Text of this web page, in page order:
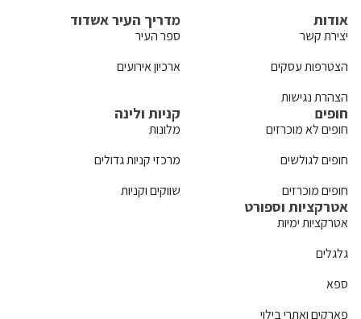
אודות
יצירת קשר
הצטרפות עסקים
הצהרת נגישות
מדריך העיר אשדוד
ספר העיר
ארכיון אירועים
חופים
חופים לא מוכרזים
חופים לגולשים
חופים מוכרזים
קניות ולינה
מלונות
מרכזי קניות גדולים
שווקים וקניות
אטרקציות וספורט
אטרקציות ימיות
גלגלים
ספא
פארקים ואתרי בילוי